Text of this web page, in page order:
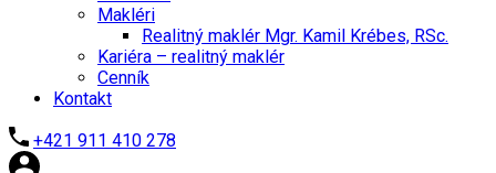
Makléri
Realitný maklér Mgr. Kamil Krébes, RSc.
Kariéra – realitný maklér
Cenník
Kontakt
+421 911 410 278